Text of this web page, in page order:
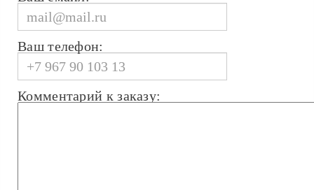
Ваш телефон:
Комментарий к заказу: